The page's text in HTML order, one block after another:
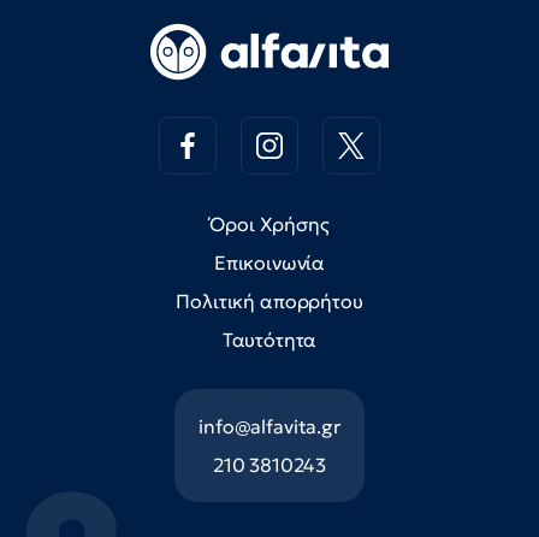
Όροι Χρήσης
Επικοινωνία
Πολιτική απορρήτου
Ταυτότητα
info@alfavita.gr
210 3810243